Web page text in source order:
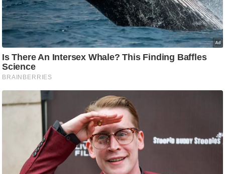
/
फै
श
न
घ
रे
लू
नु